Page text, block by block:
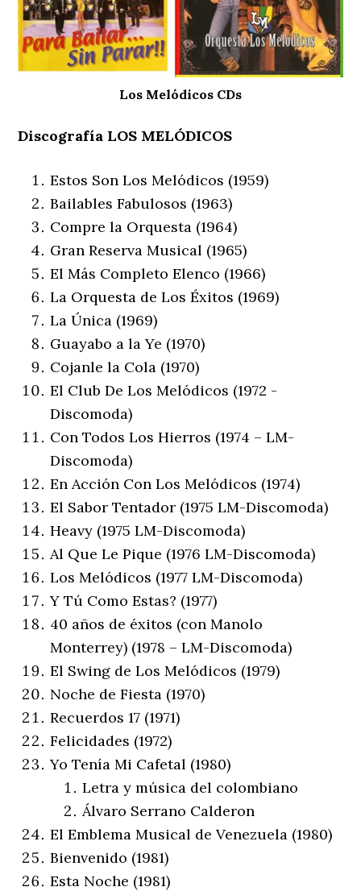
Los Melódicos CDs
Discografía LOS MELÓDICOS
Estos Son Los Melódicos (1959)
Bailables Fabulosos (1963)
Compre la Orquesta (1964)
Gran Reserva Musical (1965)
El Más Completo Elenco (1966)
La Orquesta de Los Éxitos (1969)
La Única (1969)
Guayabo a la Ye (1970)
Cojanle la Cola (1970)
El Club De Los Melódicos (1972 -
Discomoda)
Con Todos Los Hierros (1974 – LM-
Discomoda)
En Acción Con Los Melódicos (1974)
El Sabor Tentador (1975 LM-Discomoda)
Heavy (1975 LM-Discomoda)
Al Que Le Pique (1976 LM-Discomoda)
Los Melódicos (1977 LM-Discomoda)
Y Tú Como Estas? (1977)
40 años de éxitos (con Manolo
Monterrey) (1978 – LM-Discomoda)
El Swing de Los Melódicos (1979)
Noche de Fiesta (1970)
Recuerdos 17 (1971)
Felicidades (1972)
Yo Tenía Mi Cafetal (1980)
Letra y música del colombiano
Álvaro Serrano Calderon
El Emblema Musical de Venezuela (1980)
Bienvenido (1981)
Esta Noche (1981)